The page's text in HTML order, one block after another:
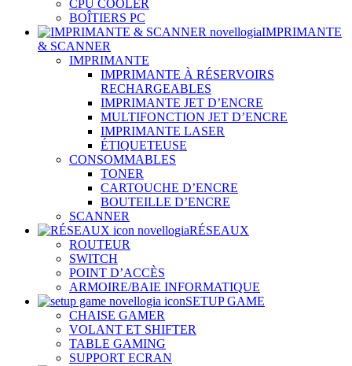
CPU COOLER
BOÎTIERS PC
IMPRIMANTE
& SCANNER
IMPRIMANTE
IMPRIMANTE À RÉSERVOIRS
RECHARGEABLES
IMPRIMANTE JET D’ENCRE
MULTIFONCTION JET D’ENCRE
IMPRIMANTE LASER
ÉTIQUETEUSE
CONSOMMABLES
TONER
CARTOUCHE D’ENCRE
BOUTEILLE D’ENCRE
SCANNER
RÉSEAUX
ROUTEUR
SWITCH
POINT D’ACCÈS
ARMOIRE/BAIE INFORMATIQUE
SETUP GAME
CHAISE GAMER
VOLANT ET SHIFTER
TABLE GAMING
SUPPORT ECRAN